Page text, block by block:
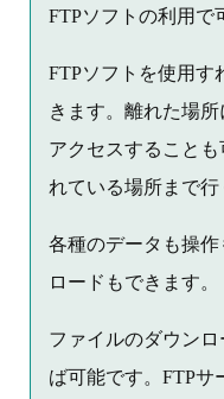
FTPソフトの利用で
FTPソフトを使用す
きます。離れた場
アクセスすること
れている場所まで行
各種のデータも操
ロードもできます。
ファイルのダウン
ば可能です。FTPサ